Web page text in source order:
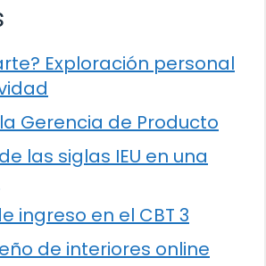
Exploración personal
Gerencia de Producto
las siglas IEU en una
ingreso en el CBT 3
de interiores online